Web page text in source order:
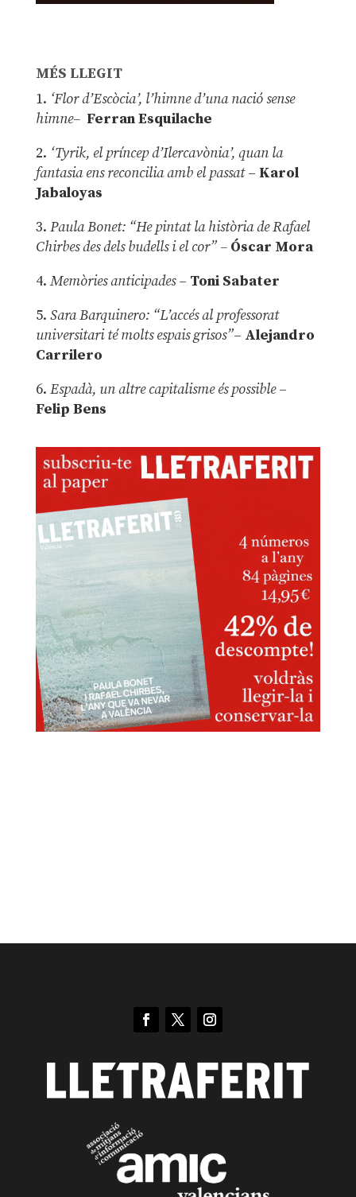
MÉS LLEGIT
1. ‘Flor d’Escòcia’, l’himne d’una nació sense
himne– Ferran Esquilache
2. ‘Tyrik, el príncep d’Ilercavònia’, quan la
fantasia ens reconcilia amb el passat– Karol
Jabaloyas
3. Paula Bonet: “He pintat la història de Rafael
Chirbes des dels budells i el cor” –Óscar Mora
4. Memòries anticipades– Toni Sabater
5. Sara Barquinero: “L’accés al professorat
universitari té molts espais grisos”– Alejandro
Carrilero
6. Espadà, un altre capitalisme és possible –
Felip Bens